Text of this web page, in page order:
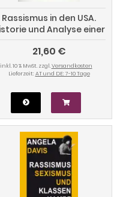
Rassismus in den USA.
und Analyse einer
Rassenkonstruktion
21,60 €
inkl. 10 % MwSt. zzgl.Versandkosten
Lieferzeit: AT und DE: 7-10 Tage